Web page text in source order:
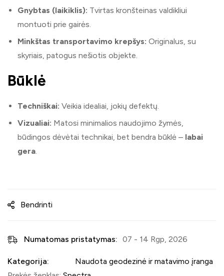
Gnybtas (laikiklis): Tvirtas kronšteinas valdikliui
montuoti prie gairės.
Minkštas transportavimo krepšys: Originalus, su
skyriais, patogus nešiotis objekte.
Būklė
Techniškai: Veikia idealiai, jokių defektų.
Vizualiai: Matosi minimalios naudojimo žymės,
būdingos dėvėtai technikai, bet bendra būklė – labai
gera
Bendrinti
Numatomas pristatymas: 07 - 14 Rgp, 2026
Kategorija:
Naudota geodezinė ir matavimo įranga